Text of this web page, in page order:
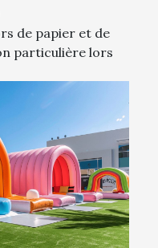
de papier et de
particulière lors